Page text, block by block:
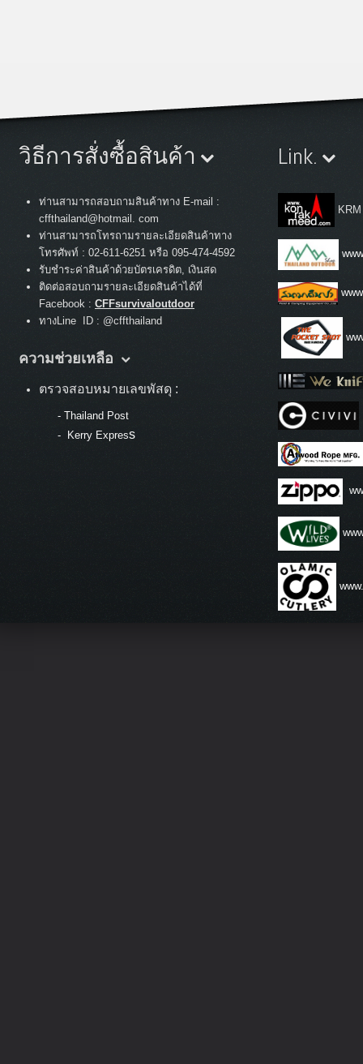
วิธีการสั่งซื้อสินค้า
ท่านสามารถสอบถามสินค้าทาง E-mail :
cffthailand@hotmail. com
ท่านสามารถโทรถามรายละเอียดสินค้าทาง
โทรศัพท์ : 02-611-6251 หรือ 095-474-4592
รับชำระค่าสินค้าด้วยบัตรเครดิต, เงินสด
ติดต่อสอบถามรายละเอียดสินค้าได้ที่
Facebook : CFFsurvivaloutdoor
ทางLine ID : @cffthailand
ความช่วยเหลือ
ตรวจสอบหมายเลขพัสดุ :
- Thailand Post
- Kerry Express
Link.
KRM